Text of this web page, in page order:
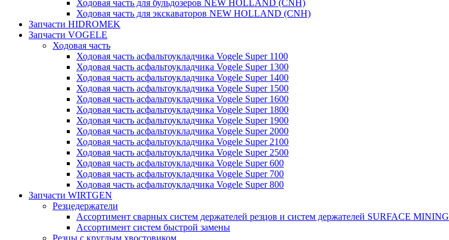
Ходовая часть для бульдозеров NEW HOLLAND (CNH)
Ходовая часть для экскаваторов NEW HOLLAND (CNH)
Запчасти HIDROMEK
Запчасти VOGELE
Ходовая часть
Ходовая часть асфальтоукладчика Vogele Super 1100
Ходовая часть асфальтоукладчика Vogele Super 1300
Ходовая часть асфальтоукладчика Vogele Super 1400
Ходовая часть асфальтоукладчика Vogele Super 1500
Ходовая часть асфальтоукладчика Vogele Super 1600
Ходовая часть асфальтоукладчика Vogele Super 1800
Ходовая часть асфальтоукладчика Vogele Super 1900
Ходовая часть асфальтоукладчика Vogele Super 2000
Ходовая часть асфальтоукладчика Vogele Super 2100
Ходовая часть асфальтоукладчика Vogele Super 2500
Ходовая часть асфальтоукладчика Vogele Super 600
Ходовая часть асфальтоукладчика Vogele Super 700
Ходовая часть асфальтоукладчика Vogele Super 800
Запчасти WIRTGEN
Резцедержатели
Ассортимент сварных систем держателей резцов и систем держателей SURFACE MINING
Ассортимент систем быстрой замены
Резцы с круглым хвостовиком